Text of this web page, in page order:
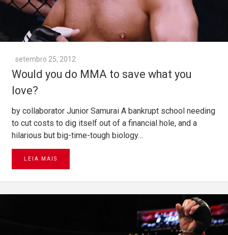
setembro 25, 2012
Would you do MMA to save what you
love?
by collaborator Junior Samurai A bankrupt school needing
to cut costs to dig itself out of a financial hole, and a
hilarious but big-time-tough biology…
LEIA MAIS